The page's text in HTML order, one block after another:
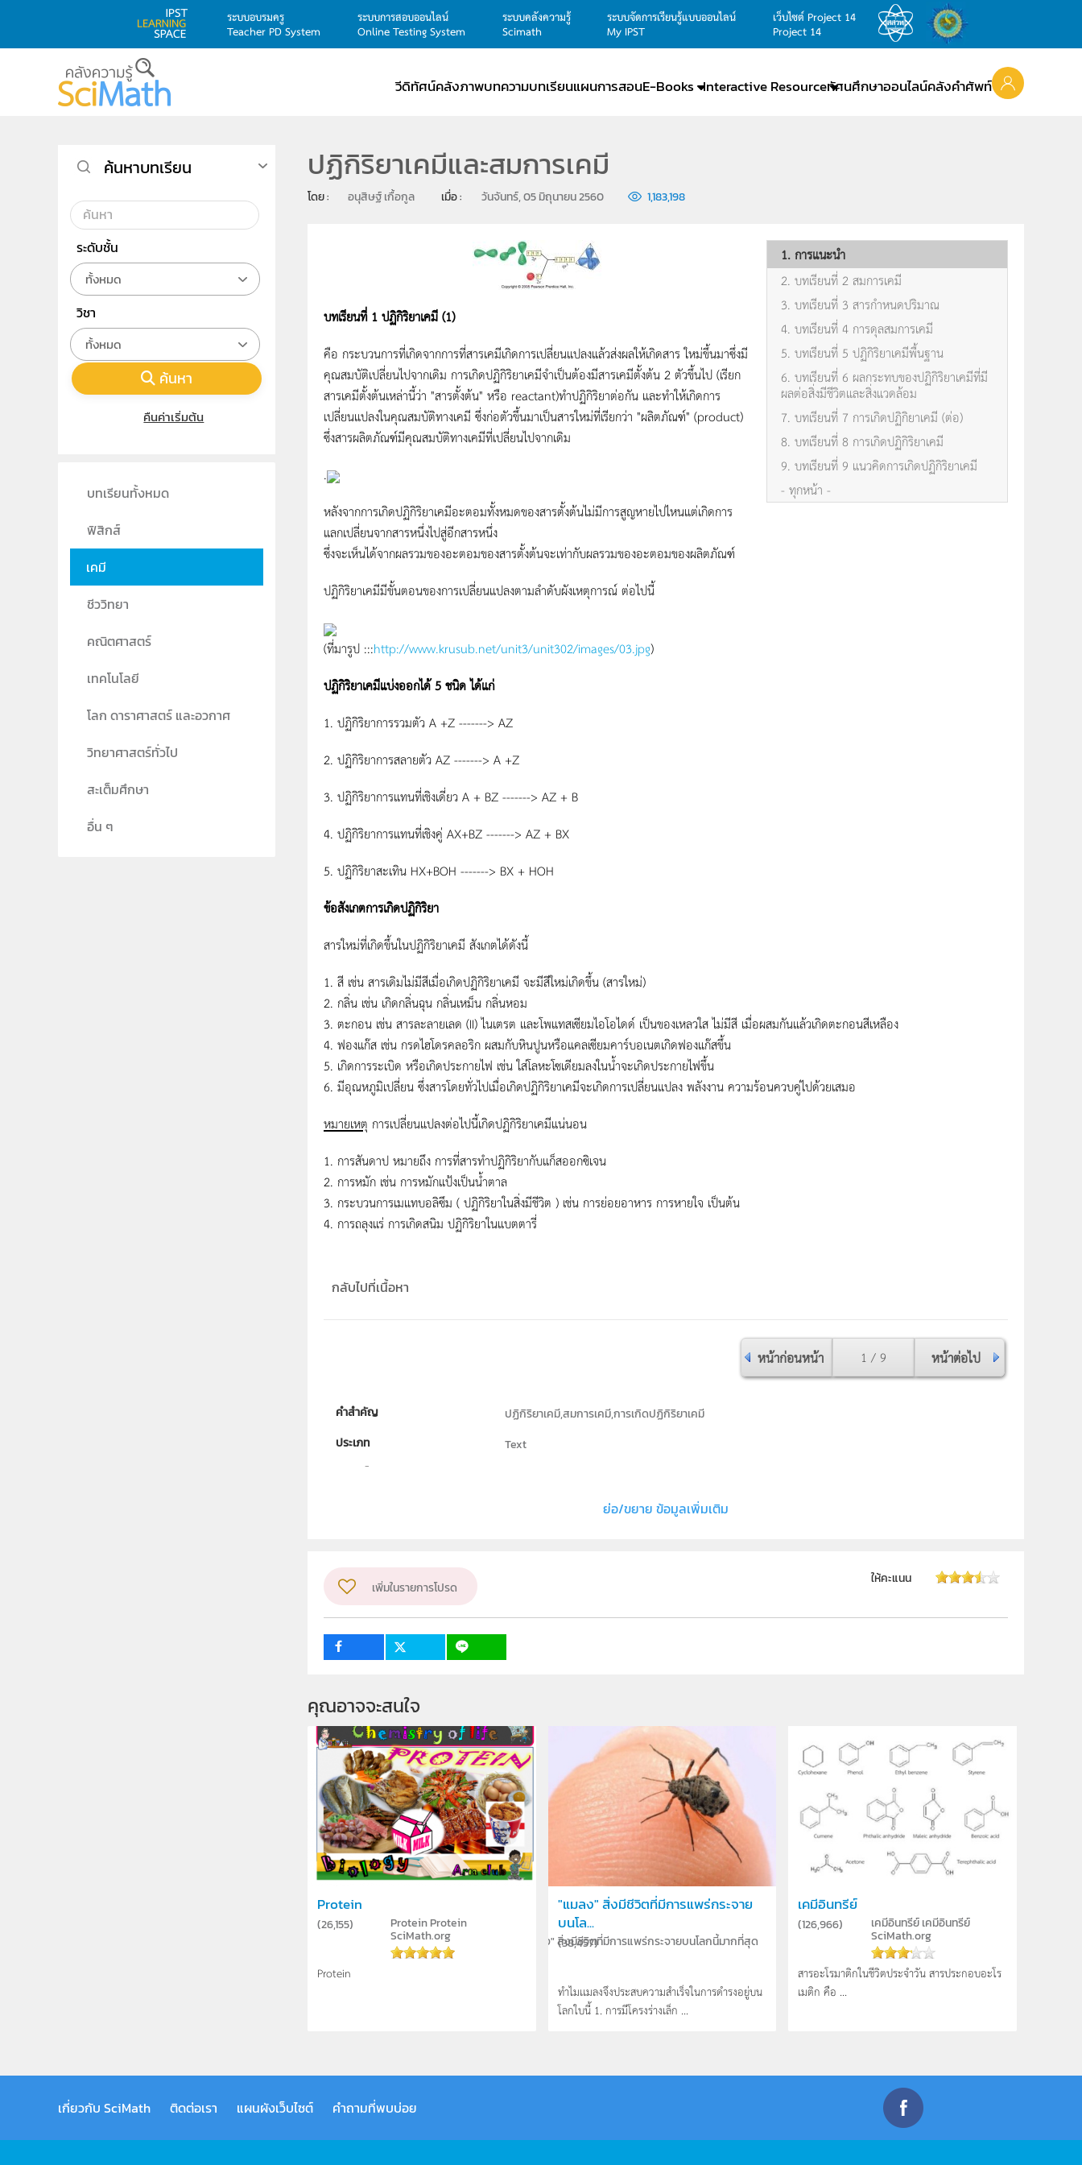
ระบบอบรมครู
Teacher PD System
ระบบการสอบออนไลน์
Online Testing System
ระบบคลังความรู้
Scimath
ระบบจัดการเรียนรู้แบบออนไลน์
My IPST
เว็บไซต์ Project 14
Project 14
วีดิทัศน์คลังภาพบทความบทเรียนแผนการสอนE-Books Interactive Resourceทัศนศึกษาออนไลน์คลังคำศัพท์
ปฏิกิริยาเคมีและสมการเคมี
โดย : อนุสิษฐ์ เกื้อกูล เมื่อ : วันจันทร์, 05 มิถุนายน 2560 1,183,198
1. การแนะนำ
2. บทเรียนที่ 2 สมการเคมี
3. บทเรียนที่ 3 สารกำหนดปริมาณ
4. บทเรียนที่ 4 การดุลสมการเคมี
5. บทเรียนที่ 5 ปฏิกิริยาเคมีพื้นฐาน
6. บทเรียนที่ 6 ผลกระทบของปฏิกิริยาเคมีที่มี
ผลต่อสิ่งมีชีวิตและสิ่งแวดล้อม
7. บทเรียนที่ 7 การเกิดปฏิกิยาเคมี (ต่อ)
8. บทเรียนที่ 8 การเกิดปฏิกิริยาเคมี
9. บทเรียนที่ 9 แนวคิดการเกิดปฏิกิริยาเคมี
- ทุกหน้า -
บทเรียนที่ 1 ปฏิกิริยาเคมี (1)
คือ กระบวนการที่เกิดจากการที่สารเคมีเกิดการเปลี่ยนแปลงแล้วส่งผลให้เกิดสาร ใหม่ขึ้นมาซึ่งมี
คุณสมบัติเปลี่ยนไปจากเดิม การเกิดปฏิกิริยาเคมีจำเป็นต้องมีสารเคมีตั้งต้น 2 ตัวขึ้นไป (เรียก
สารเคมีตั้งต้นเหล่านี้ว่า "สารตั้งต้น" หรือ reactant)ทำปฏิกิริยาต่อกัน และทำให้เกิดการ
เปลี่ยนแปลงในคุณสมบัติทางเคมี ซึ่งก่อตัวขึ้นมาเป็นสารใหม่ที่เรียกว่า "ผลิตภัณฑ์" (product)
ซึ่งสารผลิตภัณฑ์มีคุณสมบัติทางเคมีที่เปลี่ยนไปจากเดิม
.
หลังจากการเกิดปฏิกิริยาเคมีอะตอมทั้งหมดของสารตั้งต้นไม่มีการสูญหายไปไหนแต่เกิดการ
แลกเปลี่ยนจากสารหนึ่งไปสู่อีกสารหนึ่ง
ซึ่งจะเห็นได้จากผลรวมของอะตอมของสารตั้งต้นจะเท่ากับผลรวมของอะตอมของผลิตภัณฑ์
ปฏิกิริยาเคมีมีขั้นตอนของการเปลี่ยนแปลงตามลำดับผังเหตุการณ์ ต่อไปนี้
(ที่มารูป :::http://www.krusub.net/unit3/unit302/images/03.jpg)
ปฏิกิริยาเคมีแบ่งออกได้ 5 ชนิด ได้แก่
1. ปฏิกิริยาการรวมตัว A +Z -------> AZ
2. ปฏิกิริยาการสลายตัว AZ -------> A +Z
3. ปฏิกิริยาการแทนที่เชิงเดี่ยว A + BZ -------> AZ + B
4. ปฏิกิริยาการแทนที่เชิงคู่ AX+BZ -------> AZ + BX
5. ปฏิกิริยาสะเทิน HX+BOH -------> BX + HOH
ข้อสังเกตการเกิดปฏิกิริยา
สารใหม่ที่เกิดขึ้นในปฏิกิริยาเคมี สังเกตได้ดังนี้
1. สี เช่น สารเดิมไม่มีสีเมื่อเกิดปฏิกิริยาเคมี จะมีสีใหม่เกิดขึ้น (สารใหม่)
2. กลิ่น เช่น เกิดกลิ่นฉุน กลิ่นเหม็น กลิ่นหอม
3. ตะกอน เช่น สารละลายเลด (II) ไนเตรต และโพแทสเซียมไอโอไดด์ เป็นของเหลวใส ไม่มีสี เมื่อผสมกันแล้วเกิดตะกอนสีเหลือง
4. ฟองแก๊ส เช่น กรดไฮโดรคลอริก ผสมกับหินปูนหรือแคลเซียมคาร์บอเนตเกิดฟองแก๊สขึ้น
5. เกิดการระเบิด หรือเกิดประกายไฟ เช่น ใส่โลหะโซเดียมลงในน้ำจะเกิดประกายไฟขึ้น
6. มีอุณหภูมิเปลี่ยน ซึ่งสารโดยทั่วไปเมื่อเกิดปฏิกิริยาเคมีจะเกิดการเปลี่ยนแปลง พลังงาน ความร้อนควบคู่ไปด้วยเสมอ
หมายเหตุ การเปลี่ยนแปลงต่อไปนี้เกิดปฏิกิริยาเคมีแน่นอน
1. การสันดาป หมายถึง การที่สารทำปฏิกิริยากับแก็สออกซิเจน
2. การหมัก เช่น การหมักแป้งเป็นน้ำตาล
3. กระบวนการเมแทบอลิซึม ( ปฏิกิริยาในสิ่งมีชีวิต ) เช่น การย่อยอาหาร การหายใจ เป็นต้น
4. การถลุงแร่ การเกิดสนิม ปฏิกิริยาในแบตตารี่
กลับไปที่เนื้อหา
หน้าก่อนหน้า 1 / 9 หน้าต่อไป
คำสำคัญ
ปฏิกิริยาเคมี,สมการเคมี,การเกิดปฏิกิริยาเคมี
ประเภท
Text
กลุ่มเป้าหมาย
ย่อ/ขยาย ข้อมูลเพิ่มเติม
เพิ่มในรายการโปรด
ให้คะแนน
คุณอาจจะสนใจ
Protein
(26,155) ProteinProtein
SciMath.org
Protein
"แมลง" สิ่งมีชีวิตที่มีการแพร่กระจาย
บนโล...
(38,457)
"แมลง" สิ่งมีชีวิตที่มีการแพร่กระจายบนโลกนี้มากที่สุด "แมลง" สิ่งมีชีวิตที่มีการแพร่กระจายบนโลกนี้มากที่สุด
ทำไมเเมลงจึงประสบความสำเร็จในการดำรงอยู่บน
โลกใบนี้ 1. การมีโครงร่างเล็ก ...
เคมีอินทรีย์
(126,966) เคมีอินทรีย์เคมีอินทรีย์
SciMath.org
สารอะโรมาติกในชีวิตประจำวัน สารประกอบอะโร
เมติก คือ ...
ค้นหาบทเรียน
ระดับชั้น
ทั้งหมด
วิชา
ทั้งหมด
ค้นหา
คืนค่าเริ่มต้น
บทเรียนทั้งหมด
ฟิสิกส์
เคมี
ชีววิทยา
คณิตศาสตร์
เทคโนโลยี
โลก ดาราศาสตร์ และอวกาศ
วิทยาศาสตร์ทั่วไป
สะเต็มศึกษา
อื่น ๆ
เกี่ยวกับ SciMath ติดต่อเรา แผนผังเว็บไซต์ คำถามที่พบบ่อย